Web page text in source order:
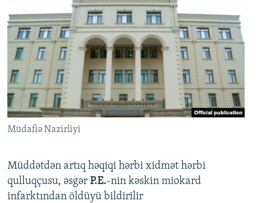
Müdafiə Nazirliyi
Müddətdən artıq həqiqi hərbi xidmət hərbi
qulluqçusu, əsgər P.E.-nin kəskin miokard
infarktından öldüyü bildirilir